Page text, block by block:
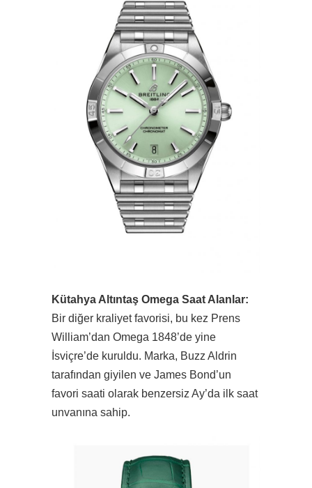
Kütahya Altıntaş Omega Saat Alanlar:
Bir diğer kraliyet favorisi, bu kez Prens
William’dan Omega 1848’de yine
İsviçre’de kuruldu. Marka, Buzz Aldrin
tarafından giyilen ve James Bond’un
favori saati olarak benzersiz Ay’da ilk saat
unvanına sahip.